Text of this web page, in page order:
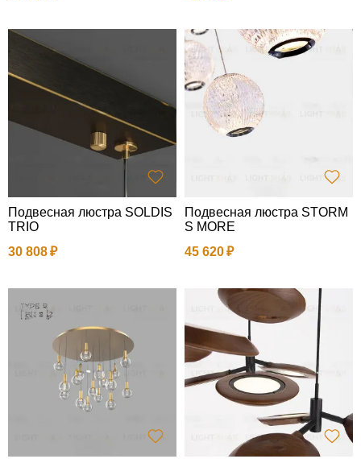
Подвесная люстра SOLDIS
TRIO
30 808
Подвесная люстра STORM
S MORE
45 620